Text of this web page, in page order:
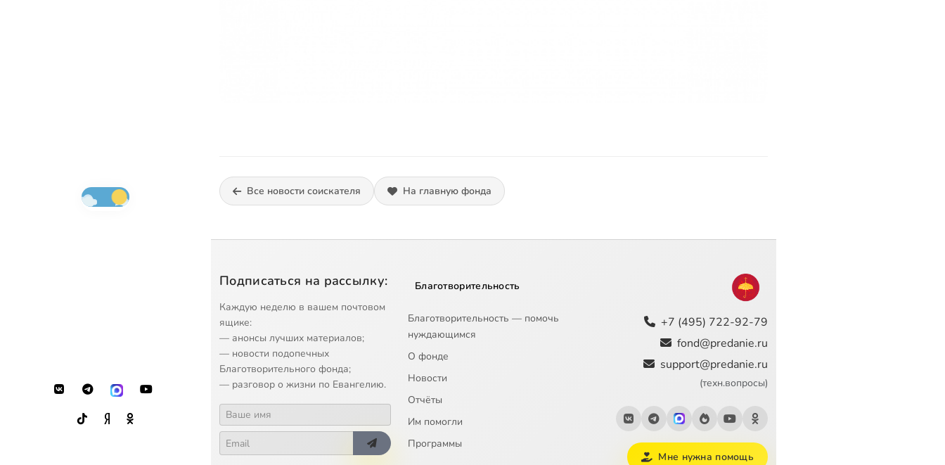
Все новости соискателя На главную фонда
Подписаться на рассылку:
Каждую неделю в вашем почтовом
ящике:
— анонсы лучших материалов;
— новости подопечных
Благотворительного фонда;
— разговор о жизни по Евангелию.
Благотворительность
Благотворительность — помочь
нуждающимся
О фонде
Новости
Отчёты
Им помогли
Программы
+7 (495) 722-92-79
fond@predanie.ru
support@predanie.ru
(техн.вопросы)
Мне нужна помощь